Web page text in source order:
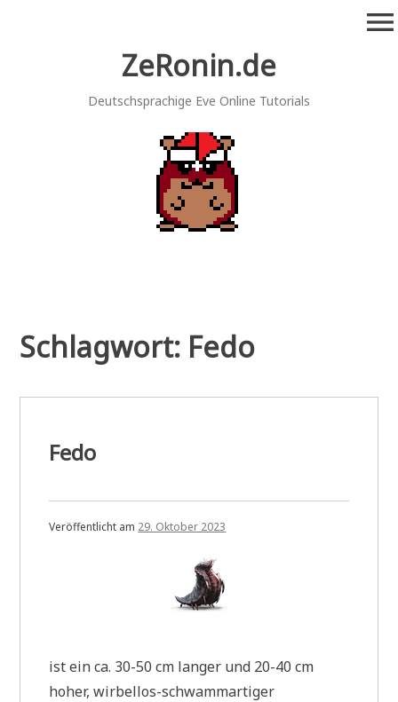
ZeRonin.de
Deutschsprachige Eve Online Tutorials
menu
Schlagwort: Fedo
Fedo
Veröffentlicht am 29. Oktober 2023
ist ein ca. 30-50 cm langer und 20-40 cm
hoher, wirbellos-schwammartiger